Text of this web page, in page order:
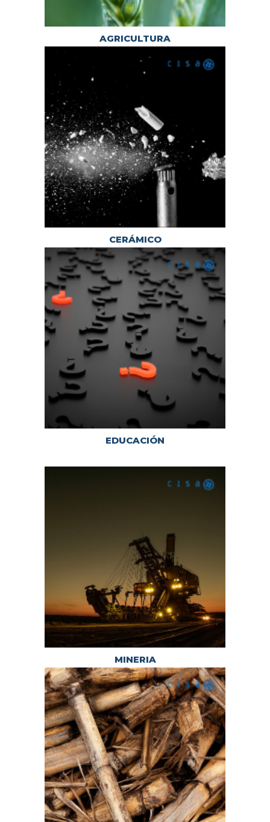
AGRICULTURA
CERÁMICO
EDUCACIÓN
MINERIA